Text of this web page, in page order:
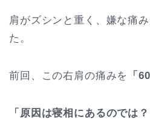
肩がズシンと重く、嫌な痛
た。
前回、この右肩の痛みを 「
「原因は寝相にあるのでは？